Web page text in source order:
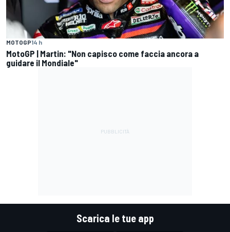
MOTOGP14 h
MotoGP | Martin: "Non capisco come faccia ancora a
guidare il Mondiale"
Scarica le tue app